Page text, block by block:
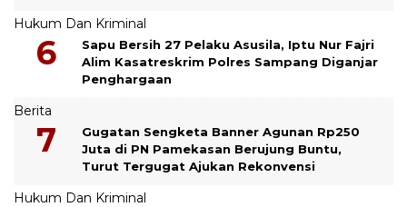
Hukum Dan Kriminal
Sapu Bersih 27 Pelaku Asusila, Iptu Nur Fajri
Alim Kasatreskrim Polres Sampang Diganjar
Penghargaan
Berita
Gugatan Sengketa Banner Agunan Rp250
Juta di PN Pamekasan Berujung Buntu,
Turut Tergugat Ajukan Rekonvensi
Hukum Dan Kriminal